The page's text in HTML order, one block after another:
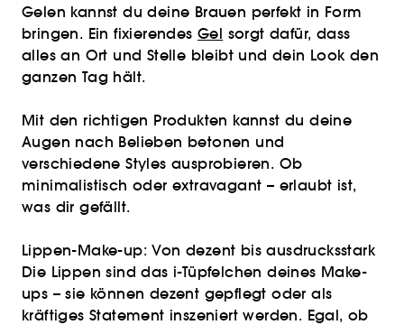
Gelen kannst du deine Brauen perfekt in Form
bringen. Ein fixierendes Gel sorgt dafür, dass
alles an Ort und Stelle bleibt und dein Look den
ganzen Tag hält.
Mit den richtigen Produkten kannst du deine
Augen nach Belieben betonen und
verschiedene Styles ausprobieren. Ob
minimalistisch oder extravagant – erlaubt ist,
was dir gefällt.
Lippen-Make-up: Von dezent bis ausdrucksstark
Die Lippen sind das i-Tüpfelchen deines Make-
ups – sie können dezent gepflegt oder als
kräftiges Statement inszeniert werden. Egal, ob